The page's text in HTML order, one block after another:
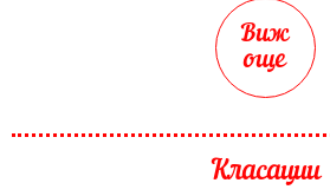
Виж
още
Класации